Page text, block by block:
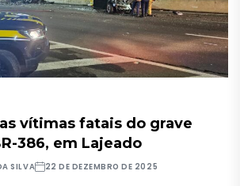
vítimas fatais do grave
386, em Lajeado
SILVA 22 DE DEZEMBRO DE 2025